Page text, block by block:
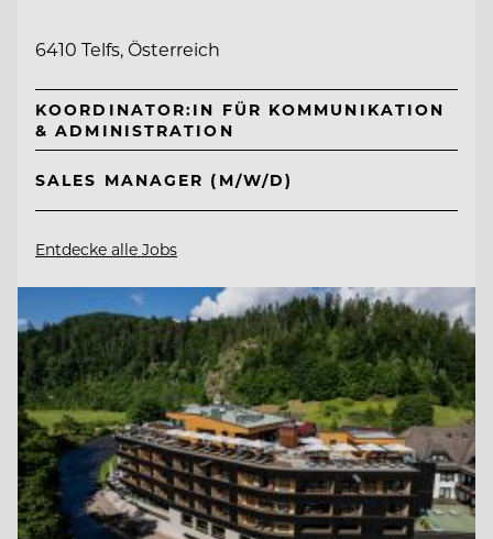
6410 Telfs, Österreich
KOORDINATOR:IN FÜR KOMMUNIKATION
& ADMINISTRATION
SALES MANAGER (M/W/D)
Entdecke alle Jobs